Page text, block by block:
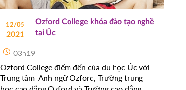
12/05
2021
Ozford College khóa đào tạo nghề
tại Úc
03h19
Ozford College điểm đến của du học Úc với
Trung tâm Anh ngữ Ozford, Trường trung
học cao đẳng Ozford và Trường cao đẳng